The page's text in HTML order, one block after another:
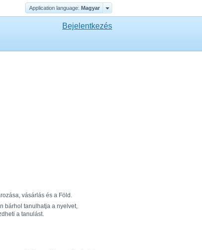
Application language: Magyar
Bejelentkezés
vásárlás és a Föld.
bárhol tanulhatja a nyelvet,
a tanulást.